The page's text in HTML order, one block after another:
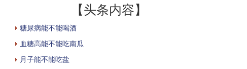
【头条内容】
糖尿病能不能喝酒
血糖高能不能吃南瓜
月子能不能吃盐